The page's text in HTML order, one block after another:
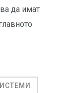
да имат